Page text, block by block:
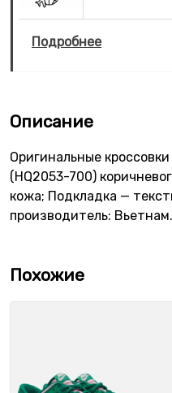
Подробнее
Описание
Оригинальные
(HQ2053-700)
кожа; Подкладка —
производитель: Вьетнам.
Похожие